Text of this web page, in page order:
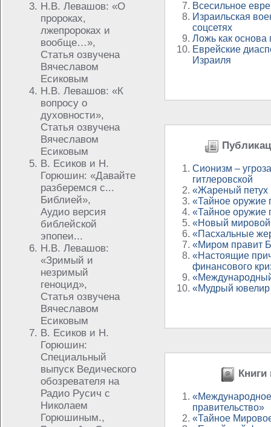
Н.В. Левашов: «О
пророках,
лжепророках и
вообще…»,
Статья озвучена
Вячеславом
Есиковым
Н.В. Левашов: «К
вопросу о
духовности»,
Статья озвучена
Вячеславом
Есиковым
В. Есиков и Н.
Горюшин: «Давайте
разберемся с...
Библией»,
Аудио версия
библейской
эпопеи...
Н.В. Левашов:
«Зримый и
незримый
геноцид»,
Статья озвучена
Вячеславом
Есиковым
В. Есиков и Н.
Горюшин:
Специальный
выпуск Ведического
обозревателя на
Радио Русич с
Николаем
Горюшиным.,
Всесильное
Израильская
соцсетях
Ложь как основа
Еврейские
Израиля
Сионизм –
гитлеровской
«Жареный петух
«Тайное оружие
«Тайное оружие
«Новый
«Пасхальные
«Миром правит
«Настоящие
финансового
«Мудрый ювелир
Книги
правительство»
«Тайное